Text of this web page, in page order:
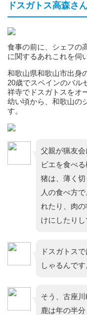
ドスガトス高森さ
食事の前に、シェフの
に関するあれこれを伺
和歌山県和歌山市出身
20歳でスペインのバル
祥寺でドスガトスをオ
幼い頃から、和歌山の
す。
父親が猟友
ビエを食べる
猪は、薄く
人の食べ方
れたり、肉
けにしたりし
ドスガトス
しゃるんです
そう、古座川
鹿は年の半